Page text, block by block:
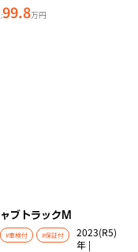
99.8万円
ブトラック M
#車検付 #保証付
2023(R5)
年 |